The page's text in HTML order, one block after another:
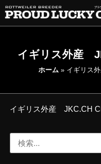
イギリス外産
ホーム » イギリス
イギリス外産 JKC.CH